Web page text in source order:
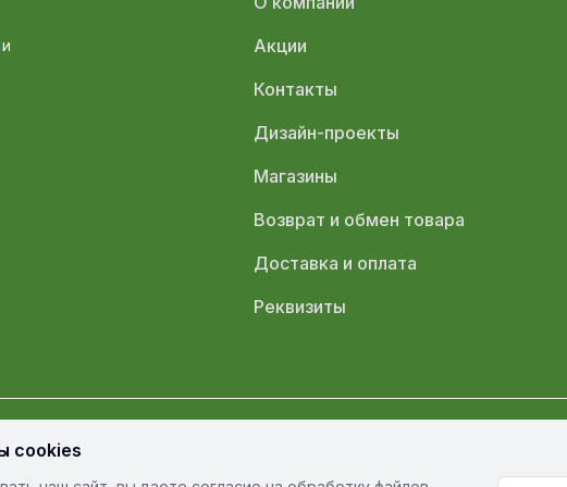
Акции
Контакты
Дизайн-проекты
Магазины
Возврат и обмен товара
Доставка и оплата
Реквизиты
2026
cookies